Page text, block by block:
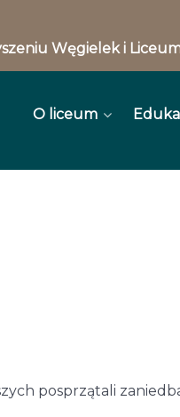
Węgielek i
O liceum
posprzątali